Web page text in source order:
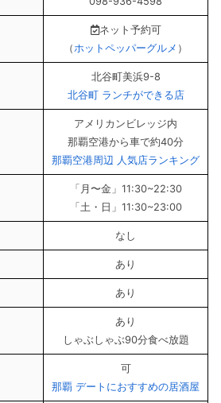
ネット予約可
（ホットペッパーグルメ ）
北谷町美浜9-8
北谷町 ランチができる店
アメリカンビレッジ内
那覇空港から車で約40分
那覇空港周辺 人気店ランキング
「月〜金」11:30~22:30
「土・日」11:30~23:00
なし
あり
あり
あり
しゃぶしゃぶ90分食べ放題
可
那覇 デートにおすすめの居酒屋